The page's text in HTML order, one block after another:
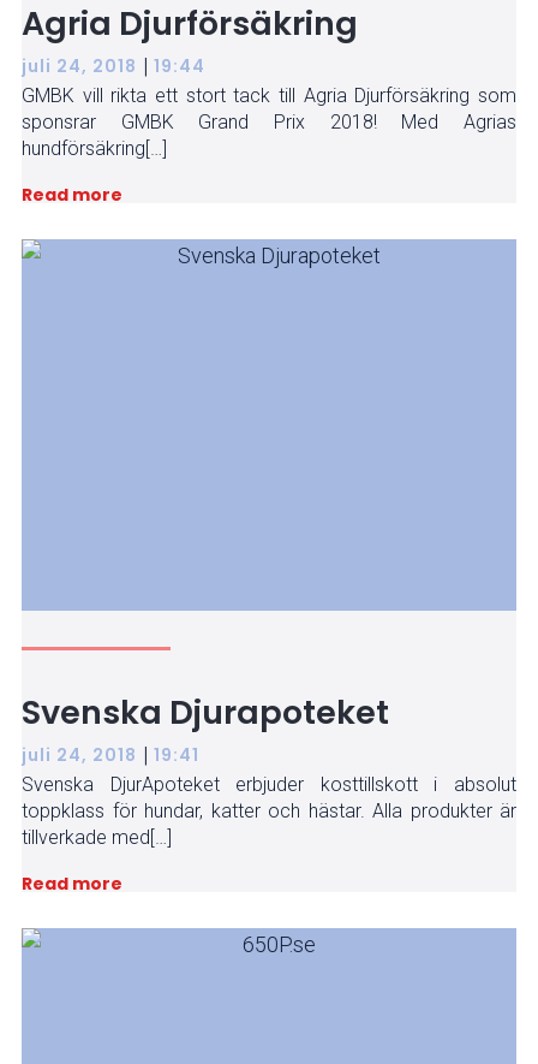
Agria Djurförsäkring
juli 24, 2018 | 19:44
GMBK vill rikta ett stort tack till Agria Djurförsäkring som
sponsrar GMBK Grand Prix 2018! Med Agrias
hundförsäkring[…]
Read more
Svenska Djurapoteket
juli 24, 2018 | 19:41
Svenska DjurApoteket erbjuder kosttillskott i absolut
toppklass för hundar, katter och hästar. Alla produkter är
tillverkade med[…]
Read more